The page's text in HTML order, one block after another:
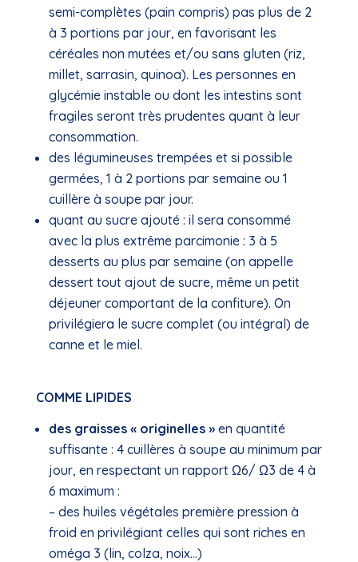
semi-complètes (pain compris) pas plus de 2
à 3 portions par jour, en favorisant les
céréales non mutées et/ou sans gluten (riz,
millet, sarrasin, quinoa). Les personnes en
glycémie instable ou dont les intestins sont
fragiles seront très prudentes quant à leur
consommation.
des légumineuses trempées et si possible
germées, 1 à 2 portions par semaine ou 1
cuillère à soupe par jour.
quant au sucre ajouté : il sera consommé
avec la plus extrême parcimonie : 3 à 5
desserts au plus par semaine (on appelle
dessert tout ajout de sucre, même un petit
déjeuner comportant de la confiture). On
privilégiera le sucre complet (ou intégral) de
canne et le miel.
COMME LIPIDES
des graisses « originelles »en quantité
suffisante : 4 cuillères à soupe au minimum par
jour, en respectant un rapport Ω6/ Ω3 de 4 à
6 maximum :
– des huiles végétales première pression à
froid en privilégiant celles qui sont riches en
oméga 3 (lin, colza, noix…)